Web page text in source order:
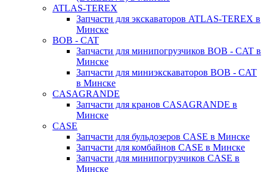
ATLAS-TEREX
Запчасти для экскаваторов ATLAS-TEREX в
Минске
BOB - CAT
Запчасти для минипогрузчиков BOB - CAT в
Минске
Запчасти для миниэкскаваторов BOB - CAT
в Минске
CASAGRANDE
Запчасти для кранов CASAGRANDE в
Минске
CASE
Запчасти для бульдозеров CASE в Минске
Запчасти для комбайнов CASE в Минске
Запчасти для минипогрузчиков CASE в
Минске